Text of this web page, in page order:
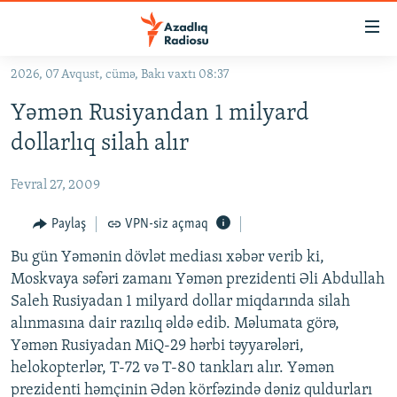
Əsas
qayıt
Əsas
qayıt
KORRUPSIOMETR
#ƏSLINDƏ
FƏRQƏ BAX
QANUNI DOĞRU
ARAŞDIRMA
MULTIMEDIA
VIDEO
FOTOQALEREYA
RADIO ARXIV
OXU ZALI
HAQQIMIZDA
2026, 07 Avqust, cümə, Bakı vaxtı 08:37
Yəmən Rusiyandan 1 milyard
dollarlıq silah alır
Fevral 27, 2009
Paylaş VPN-siz açmaq
Bu gün Yəmənin dövlət mediası xəbər verib ki,
Moskvaya səfəri zamanı Yəmən prezidenti Əli Abdullah
Saleh Rusiyadan 1 milyard dollar miqdarında silah
alınmasına dair razılıq əldə edib. Məlumata görə,
Yəmən Rusiyadan MiQ-29 hərbi təyyarələri,
helokopterlər, T-72 və T-80 tankları alır. Yəmən
prezidenti həmçinin Ədən körfəzində dəniz quldurları